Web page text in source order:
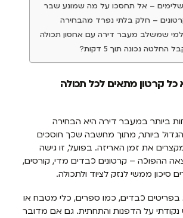
– אל תחסכו על מה שמונע שבר
– חלק בלתי נפרד מהבחירה
למי שמשלב מעבר דירה עם אחסון תכולה
נכונה תוך 5 דקות?
כל קרטון מתאים לכל תכולה
ביותר במעבר דירה היא הבחירה
ביותר, מתוך מחשבה שכך חוסכים
את זמן האריזה. בפועל, זו גישה
ההפוכה – קרטונים כבדים מדי, קורסים,
סיכון ממשי לנזק לציוד ולתכולה.
בפריטים כבדים, כמו ספרים, כלי מטבח או
נקודתי על הדפנות והתחתית. גם אם מדובר